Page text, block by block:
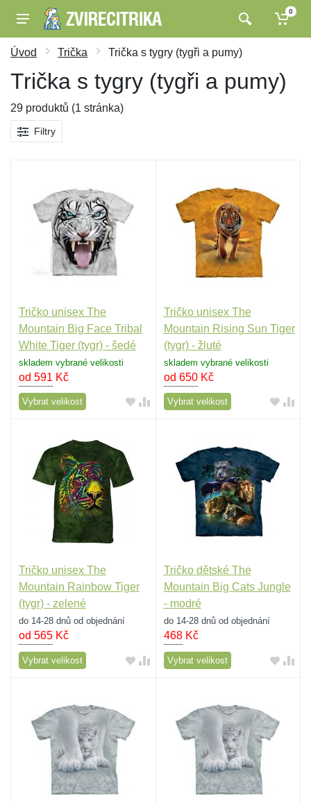
0
Úvod Trička Trička s tygry (tygři a pumy)
Trička s tygry (tygři a pumy)
29 produktů (1 stránka)
Filtry
Tričko unisex The
Mountain Big Face Tribal
White Tiger (tygr) - šedé
skladem vybrané velikosti
od 591 Kč
Vybrat velikost
Tričko unisex The
Mountain Rising Sun Tiger
(tygr) - žluté
skladem vybrané velikosti
od 650Kč
Vybrat velikost
Tričko unisex The
Mountain Rainbow Tiger
(tygr) - zelené
do 14-28 dnů od objednání
od 565 Kč
Vybrat velikost
Tričko dětské The
Mountain Big Cats Jungle
- modré
do 14-28 dnů od objednání
468Kč
Vybrat velikost